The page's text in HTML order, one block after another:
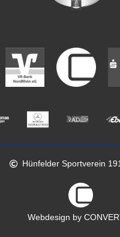
Hünfelder Sportverein
Webdesign by